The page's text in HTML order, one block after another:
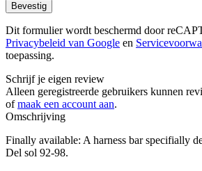
Bevestig
Dit formulier wordt beschermd door
Privacybeleid van Google en
toepassing.
Schrijf je eigen review
Alleen geregistreerde gebruikers kunnen
ofmaak een account aan.
Omschrijving
Finally available: A harness bar specifially
Del sol 92-98.